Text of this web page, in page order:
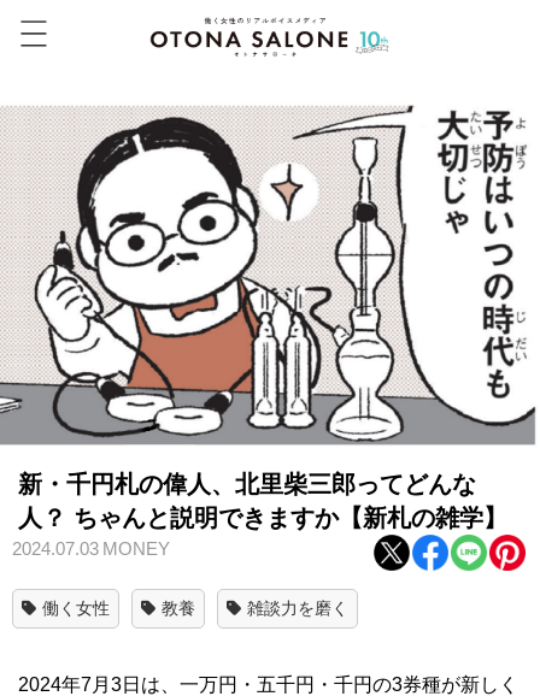
新・千円札の偉人、北里柴三郎ってどんな
人？ ちゃんと説明できますか【新札の雑学】
2024.07.03 MONEY
働く女性 教養 雑談力を磨く
2024年7月3日は、一万円・五千円・千円の3券種が新しく